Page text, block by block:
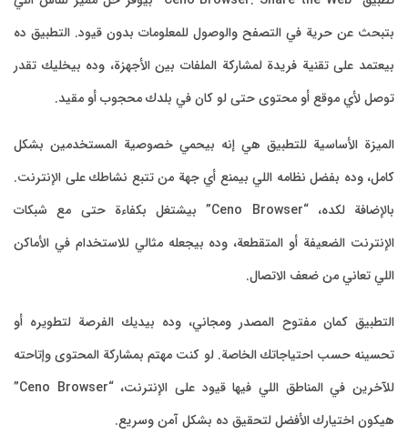
عن حرية في التصفح والوصول للمعلومات بدون قيود. التطبيق ده
على تقنية فريدة لمشاركة الملفات بين الأجهزة، وده بيخليك تقدر
لأي موقع أو محتوى حتى لو كان في بلدك محجوب أو مقيد.
الأساسية للتطبيق هي إنه بيحمي خصوصية المستخدمين بشكل
وده بفضل نظامه اللي بيمنع أي جهة من تتبع نشاطك على الإنترنت.
بالإضافة لكده، “Ceno Browser” بيشتغل بكفاءة حتى مع شبكات
الضعيفة أو المتقطعة، وده بيجعله مثالي للاستخدام في الأماكن
تعاني من ضعف الاتصال.
كمان مفتوح المصدر ومجاني، وده بيديك الفرصة لتطويره أو
حسب احتياجاتك الخاصة. لو كنت مهتم بمشاركة المحتوى وإتاحته
للآخرين في المناطق اللي فيها قيود على الإنترنت، “Ceno Browser”
اختيارك الأفضل لتحقيق ده بشكل آمن وسريع.